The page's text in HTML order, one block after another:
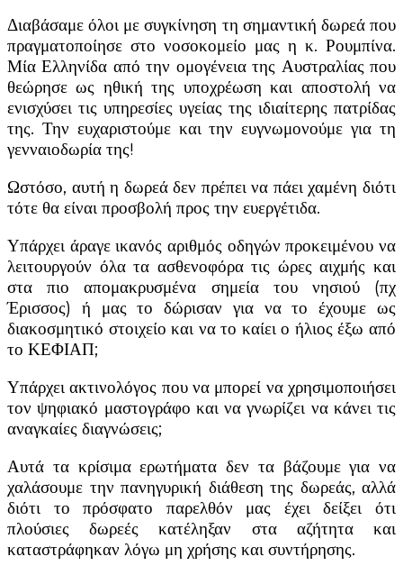
Διαβάσαμε όλοι με συγκίνηση τη σημαντική δωρεά που
πραγματοποίησε στο νοσοκομείο μας η κ. Ρουμπίνα.
Μία Ελληνίδα από την ομογένεια της Αυστραλίας που
θεώρησε ως ηθική της υποχρέωση και αποστολή να
ενισχύσει τις υπηρεσίες υγείας της ιδιαίτερης πατρίδας
της. Την ευχαριστούμε και την ευγνωμονούμε για τη
γενναιοδωρία της!
Ωστόσο, αυτή η δωρεά δεν πρέπει να πάει χαμένη διότι
τότε θα είναι προσβολή προς την ευεργέτιδα.
Υπάρχει άραγε ικανός αριθμός οδηγών προκειμένου να
λειτουργούν όλα τα ασθενοφόρα τις ώρες αιχμής και
στα πιο απομακρυσμένα σημεία του νησιού (πχ
Έρισσος) ή μας το δώρισαν για να το έχουμε ως
διακοσμητικό στοιχείο και να το καίει ο ήλιος έξω από
το ΚΕΦΙΑΠ;
Υπάρχει ακτινολόγος που να μπορεί να χρησιμοποιήσει
τον ψηφιακό μαστογράφο και να γνωρίζει να κάνει τις
αναγκαίες διαγνώσεις;
Αυτά τα κρίσιμα ερωτήματα δεν τα βάζουμε για να
χαλάσουμε την πανηγυρική διάθεση της δωρεάς, αλλά
διότι το πρόσφατο παρελθόν μας έχει δείξει ότι
πλούσιες δωρεές κατέληξαν στα αζήτητα και
καταστράφηκαν λόγω μη χρήσης και συντήρησης.